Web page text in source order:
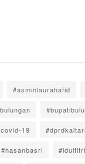
#asminlaurahafid
19
#hasanbasri #idulfitri